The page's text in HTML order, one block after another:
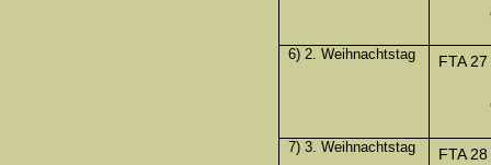
6) 2. Weihnachtstag
FTA 27
7) 3. Weihnachtstag
FTA 28